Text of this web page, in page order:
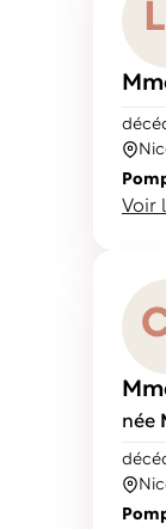
L
Voir
née